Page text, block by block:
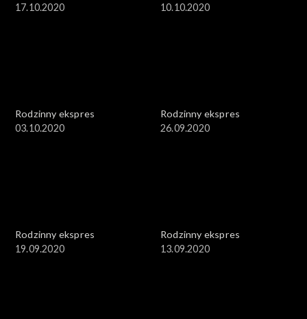
17.10.2020
10.10.2020
Rodzinny ekspres
03.10.2020
Rodzinny ekspres
26.09.2020
Rodzinny ekspres
19.09.2020
Rodzinny ekspres
13.09.2020